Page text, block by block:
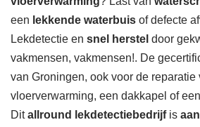
een lekkende waterbuis of defecte
Lekdetectie en snel herstel door
vakmensen, vakmensen!. De
van Groningen, ook voor de reparatie
vloerverwarming, een dakkapel of
Ditallround lekdetectiebedrijfis